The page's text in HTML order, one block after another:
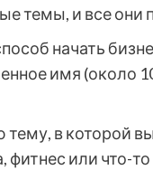
темы, и все они
начать
имя (около
в которой
или что-